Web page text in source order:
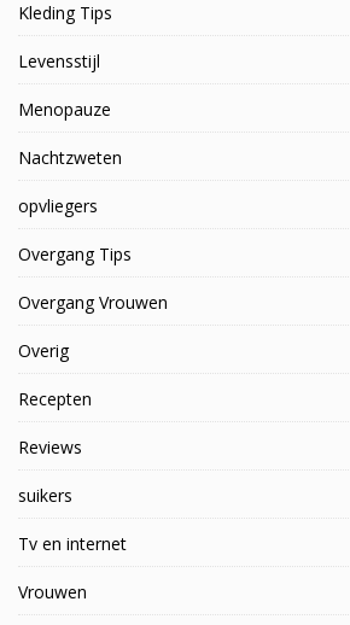
Kleding Tips
Levensstijl
Menopauze
Nachtzweten
opvliegers
Overgang Tips
Overgang Vrouwen
Overig
Recepten
Reviews
suikers
Tv en internet
Vrouwen